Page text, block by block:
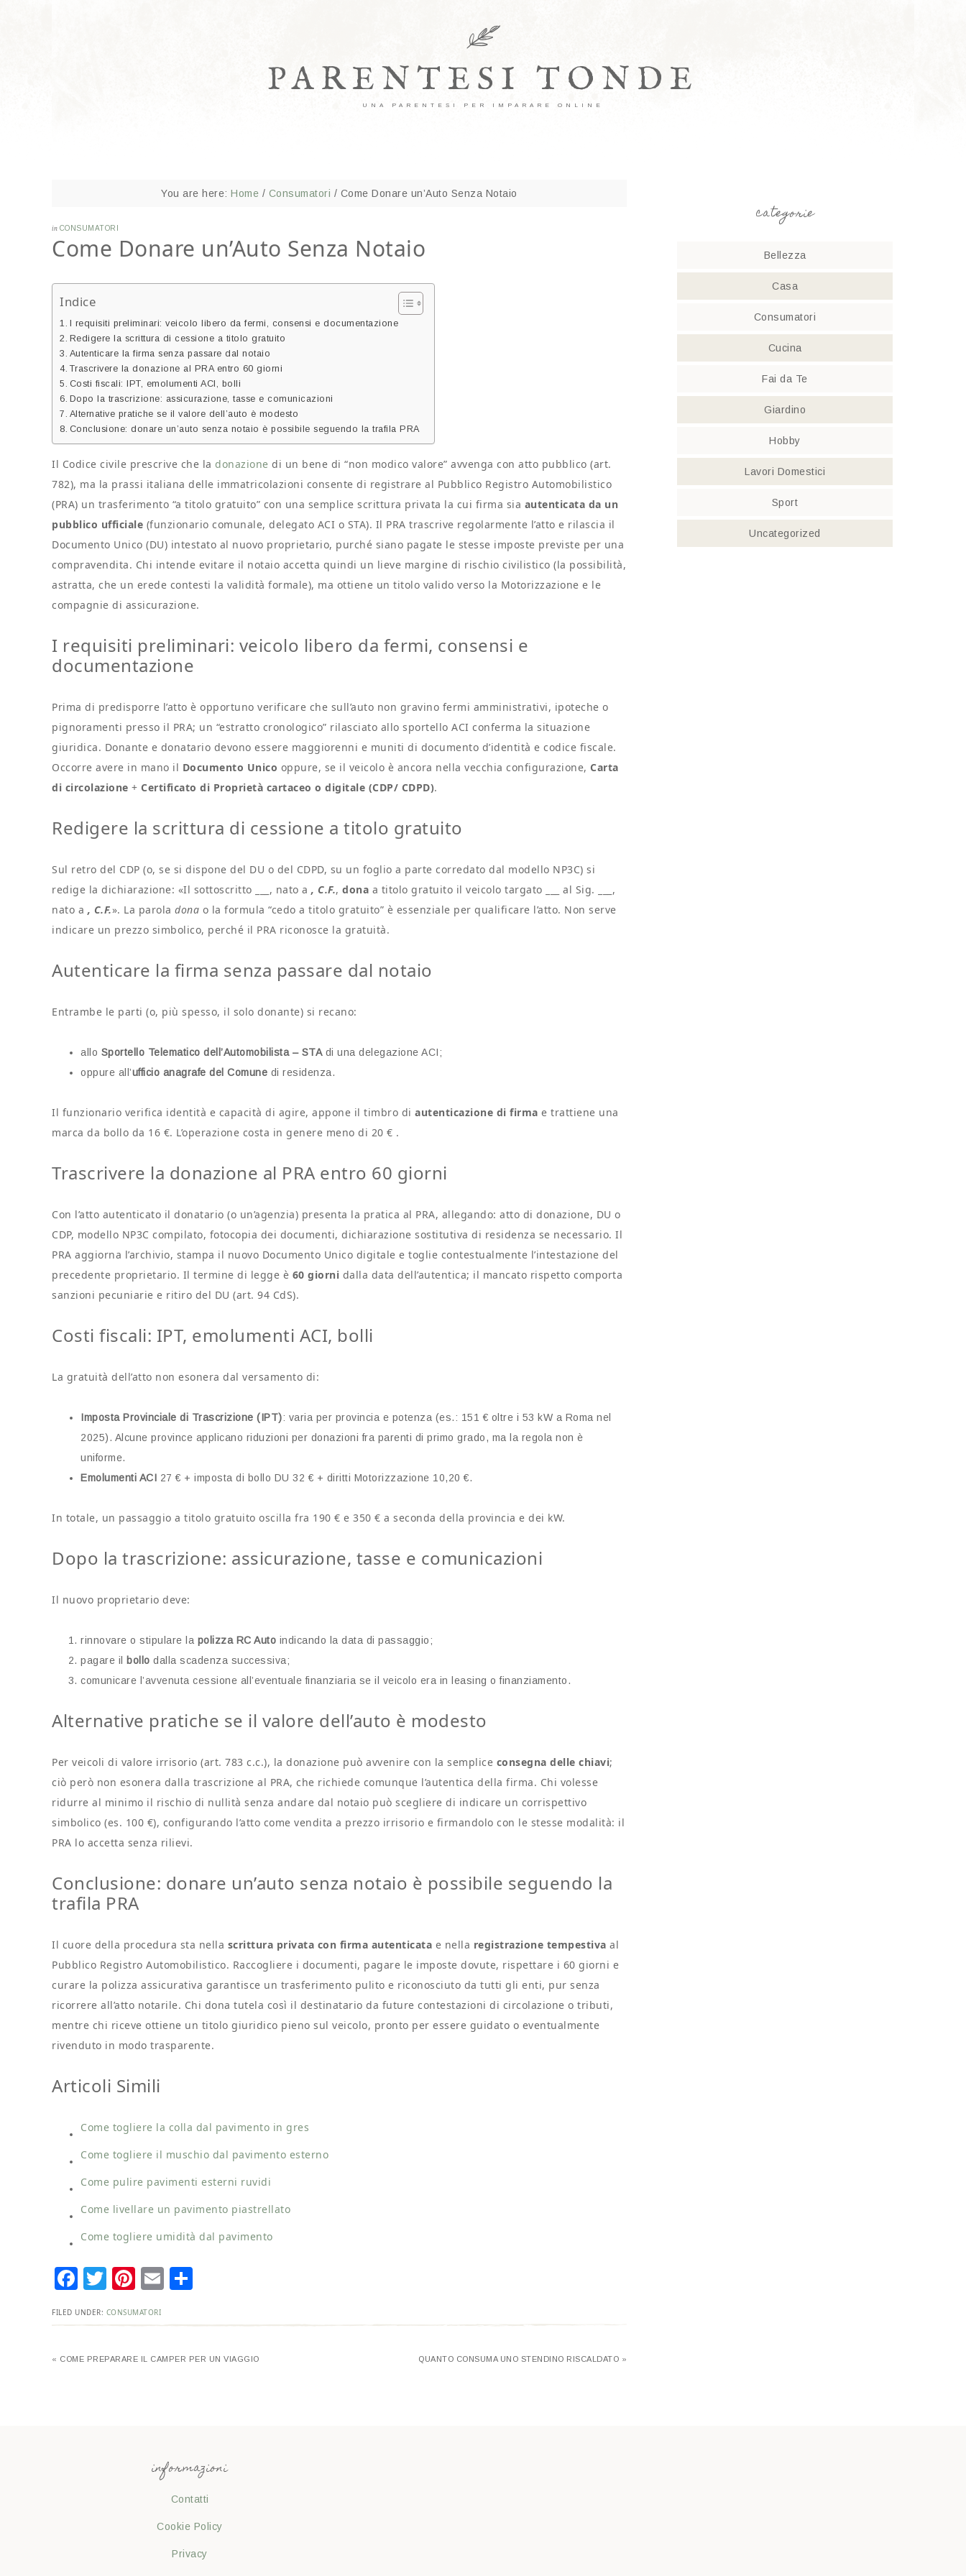
PARENTESI TONDE
UNA PARENTESI PER IMPARARE ONLINE
You are here:Home / Consumatori / Come Donare un’Auto Senza Notaio
in CONSUMATORI
Come Donare un’Auto Senza Notaio
Indice
I requisiti preliminari: veicolo libero da fermi, consensi e documentazione
Redigere la scrittura di cessione a titolo gratuito
Autenticare la firma senza passare dal notaio
Trascrivere la donazione al PRA entro 60 giorni
Costi fiscali: IPT, emolumenti ACI, bolli
Dopo la trascrizione: assicurazione, tasse e comunicazioni
Alternative pratiche se il valore dell’auto è modesto
Conclusione: donare un’auto senza notaio è possibile seguendo la trafila PRA
Il Codice civile prescrive che la donazione di un bene di “non modico valore” avvenga con atto pubblico (art.
782), ma la prassi italiana delle immatricolazioni consente di registrare al Pubblico Registro Automobilistico
(PRA) un trasferimento “a titolo gratuito” con una semplice scrittura privata la cui firma sia autenticata da un
pubblico ufficiale (funzionario comunale, delegato ACI o STA). Il PRA trascrive regolarmente l’atto e rilascia il
Documento Unico (DU) intestato al nuovo proprietario, purché siano pagate le stesse imposte previste per una
compravendita. Chi intende evitare il notaio accetta quindi un lieve margine di rischio civilistico (la possibilità,
astratta, che un erede contesti la validità formale), ma ottiene un titolo valido verso la Motorizzazione e le
compagnie di assicurazione.
I requisiti preliminari: veicolo libero da fermi, consensi e
documentazione
Prima di predisporre l’atto è opportuno verificare che sull’auto non gravino fermi amministrativi, ipoteche o
pignoramenti presso il PRA; un “estratto cronologico” rilasciato allo sportello ACI conferma la situazione
giuridica. Donante e donatario devono essere maggiorenni e muniti di documento d’identità e codice fiscale.
Occorre avere in mano il Documento Unico oppure, se il veicolo è ancora nella vecchia configurazione, Carta
di circolazione + Certificato di Proprietà cartaceo o digitale (CDP/ CDPD).
Redigere la scrittura di cessione a titolo gratuito
Sul retro del CDP (o, se si dispone del DU o del CDPD, su un foglio a parte corredato dal modello NP3C) si
redige la dichiarazione: «Il sottoscritto ___, nato a , C.F., dona a titolo gratuito il veicolo targato ___ al Sig. ___,
nato a , C.F.». La parola dona o la formula “cedo a titolo gratuito” è essenziale per qualificare l’atto. Non serve
indicare un prezzo simbolico, perché il PRA riconosce la gratuità.
Autenticare la firma senza passare dal notaio
Entrambe le parti (o, più spesso, il solo donante) si recano:
allo Sportello Telematico dell’Automobilista – STAdi una delegazione ACI;
oppure all’ufficio anagrafe del Comune di residenza.
Il funzionario verifica identità e capacità di agire, appone il timbro di autenticazione di firma e trattiene una
marca da bollo da 16 €. L’operazione costa in genere meno di 20 € .
Trascrivere la donazione al PRA entro 60 giorni
Con l’atto autenticato il donatario (o un’agenzia) presenta la pratica al PRA, allegando: atto di donazione, DU o
CDP, modello NP3C compilato, fotocopia dei documenti, dichiarazione sostitutiva di residenza se necessario. Il
PRA aggiorna l’archivio, stampa il nuovo Documento Unico digitale e toglie contestualmente l’intestazione del
precedente proprietario. Il termine di legge è 60 giorni dalla data dell’autentica; il mancato rispetto comporta
sanzioni pecuniarie e ritiro del DU (art. 94 CdS).
Costi fiscali: IPT, emolumenti ACI, bolli
La gratuità dell’atto non esonera dal versamento di:
Imposta Provinciale di Trascrizione (IPT): varia per provincia e potenza (es.: 151 € oltre i 53 kW a Roma nel
2025). Alcune province applicano riduzioni per donazioni fra parenti di primo grado, ma la regola non è
uniforme.
Emolumenti ACI 27 € + imposta di bollo DU 32 € + diritti Motorizzazione 10,20 €.
In totale, un passaggio a titolo gratuito oscilla fra 190 € e 350 € a seconda della provincia e dei kW.
Dopo la trascrizione: assicurazione, tasse e comunicazioni
Il nuovo proprietario deve:
rinnovare o stipulare la polizza RC Auto indicando la data di passaggio;
pagare il
bollo dalla scadenza successiva;
comunicare l’avvenuta cessione all’eventuale finanziaria se il veicolo era in leasing o finanziamento.
Alternative pratiche se il valore dell’auto è modesto
Per veicoli di valore irrisorio (art. 783 c.c.), la donazione può avvenire con la semplice consegna delle chiavi;
ciò però non esonera dalla trascrizione al PRA, che richiede comunque l’autentica della firma. Chi volesse
ridurre al minimo il rischio di nullità senza andare dal notaio può scegliere di indicare un corrispettivo
simbolico (es. 100 €), configurando l’atto come vendita a prezzo irrisorio e firmandolo con le stesse modalità: il
PRA lo accetta senza rilievi.
Conclusione: donare un’auto senza notaio è possibile seguendo la
trafila PRA
Il cuore della procedura sta nella scrittura privata con firma autenticata e nella registrazione tempestiva al
Pubblico Registro Automobilistico. Raccogliere i documenti, pagare le imposte dovute, rispettare i 60 giorni e
curare la polizza assicurativa garantisce un trasferimento pulito e riconosciuto da tutti gli enti, pur senza
ricorrere all’atto notarile. Chi dona tutela così il destinatario da future contestazioni di circolazione o tributi,
mentre chi riceve ottiene un titolo giuridico pieno sul veicolo, pronto per essere guidato o eventualmente
rivenduto in modo trasparente.
Articoli Simili
Come togliere la colla dal pavimento in gres​
Come togliere il muschio dal pavimento esterno​
Come pulire pavimenti esterni ruvidi​
Come livellare un pavimento piastrellato​
Come togliere umidità dal pavimento​
Facebook
Twitter
Pinterest
Email
FILED UNDER: CONSUMATORI
« COME PREPARARE IL CAMPER PER UN VIAGGIO QUANTO CONSUMA UNO STENDINO RISCALDATO »
categorie
Bellezza
Casa
Consumatori
Cucina
Fai da Te
Giardino
Hobby
Lavori Domestici
Sport
Uncategorized
informazioni
Contatti
Cookie Policy
Privacy